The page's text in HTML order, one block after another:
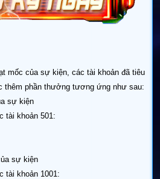
mốc của sự kiện, các tài khoản đã tiêu
thêm phần thưởng tương ứng như sau:
sự kiện
tài khoản 501:
sự kiện
tài khoản 1001: